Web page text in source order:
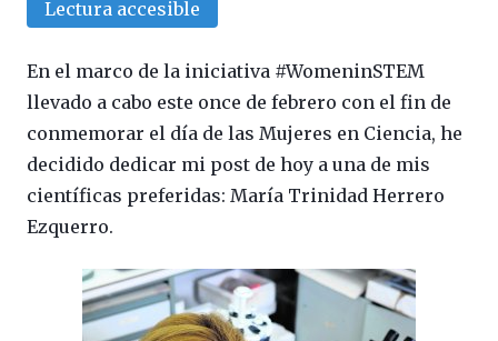
Lectura accesible
En el marco de la iniciativa #WomeninSTEM
llevado a cabo este once de febrero con el fin de
conmemorar el día de las Mujeres en Ciencia, he
decidido dedicar mi post de hoy a una de mis
científicas preferidas: María Trinidad Herrero
Ezquerro.